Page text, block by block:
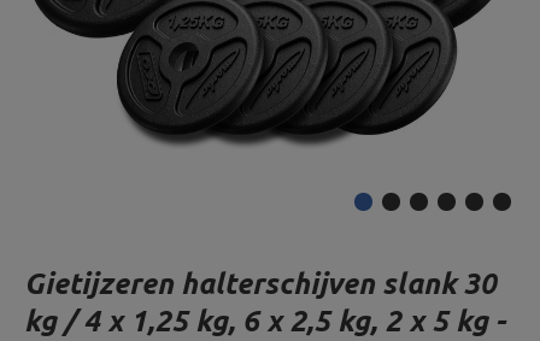
Gietijzeren halterschijven slank 30
kg / 4 x 1,25 kg, 6 x 2,5 kg, 2 x 5 kg -